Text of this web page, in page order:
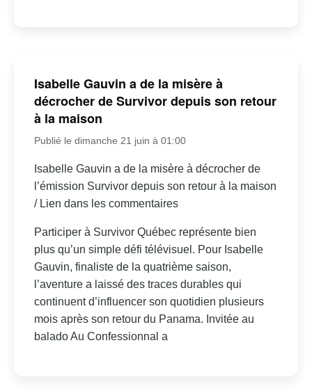
Isabelle Gauvin a de la misère à
décrocher de Survivor depuis son retour
à la maison
Publié le dimanche 21 juin à 01:00
Isabelle Gauvin a de la misère à décrocher de
l’émission Survivor depuis son retour à la maison
/ Lien dans les commentaires
Participer à Survivor Québec représente bien
plus qu’un simple défi télévisuel. Pour Isabelle
Gauvin, finaliste de la quatrième saison,
l’aventure a laissé des traces durables qui
continuent d’influencer son quotidien plusieurs
mois après son retour du Panama. Invitée au
balado Au Confessionnal a